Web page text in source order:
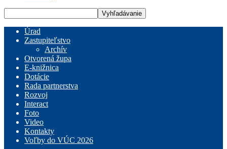
Úrad
Zastupiteľstvo
Archív
Otvorená župa
E-knižnica
Dotácie
Rada partnerstva
Rozvoj
Interact
Foto
Video
Kontakty
Voľby do VÚC 2026